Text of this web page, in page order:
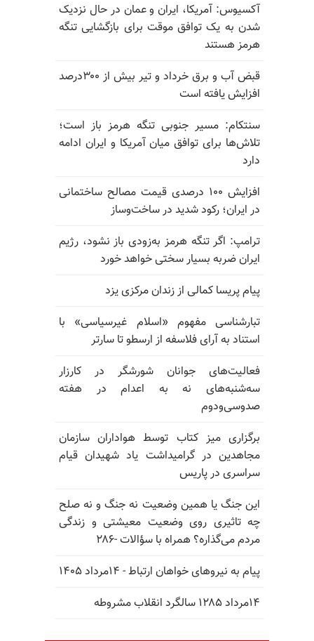
آکسیوس: آمریکا، ایران و عمان در حال نزدیک
شدن به یک توافق موقت برای بازگشایی تنگه
هرمز هستند
قبض آب و برق خرداد و تیر بیش از ۳۰۰درصد
افزایش یافته است
سنتکام: مسیر جنوبی تنگه هرمز باز است؛
تلاش‌ها برای توافق میان آمریکا و ایران ادامه
دارد
افزایش ۱۰۰ درصدی قیمت مصالح ساختمانی
در ایران؛ رکود شدید در ساخت‌وساز
ترامپ: اگر تنگه هرمز به‌زودی باز نشود، رژیم
ایران ضربه بسیار سختی خواهد خورد
پیام پریسا کمالی از زندان مرکزی یزد
تبارشناسی مفهوم «اسلام غیرسیاسی» با
استناد به آرای فلاسفه از ارسطو تا سارتر
فعالیت‌های جوانان شورشگر در کارزار
سه‌شنبه‌های نه به اعدام در هفته
صدوسی‌و‌دوم
برگزاری میز کتاب توسط هواداران سازمان
مجاهدین در گرامیداشت یاد شهیدان قیام
سراسری در پاریس
این جنگ یا همین وضعیت نه جنگ و نه صلح
چه تاثیری روی وضعیت معیشتی و زندگی
مردم می‌گذاره؟ همراه با سؤالات -۲۸۶
پیام به نیروهای خواهان ارتباط - ۱۴مرداد ۱۴۰۵
۱۴مرداد ۱۲۸۵ سالگرد انقلاب مشروطه